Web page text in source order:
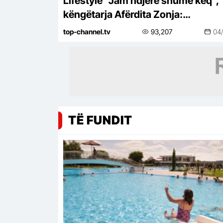
këngëtarja Afërdita Zonja:
Parashqevinë nuk e kam takuar në
top-channel.tv 93,207
TË FUNDIT